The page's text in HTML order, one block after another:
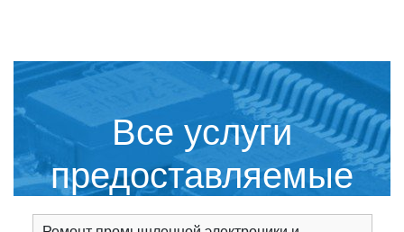
Все услуги
предоставляемые
сервисным центром